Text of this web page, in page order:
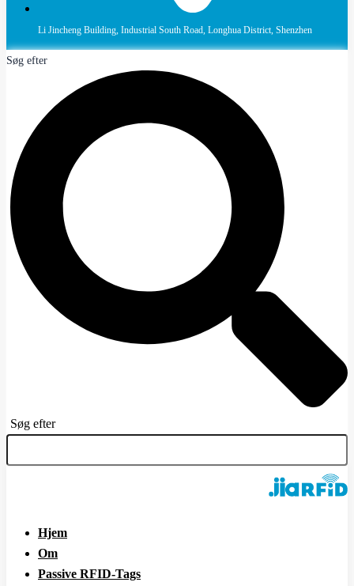
Li Jincheng Building, Industrial South Road, Longhua District, Shenzhen
Søg efter
Søg efter
Hjem
Om
Passive RFID-Tags